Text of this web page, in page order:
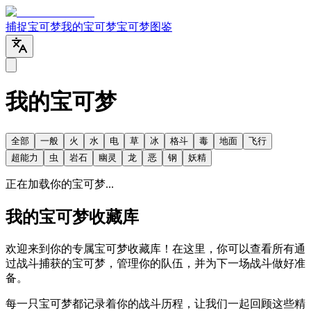
捕捉宝可梦我的宝可梦宝可梦图鉴
我的宝可梦
全部 一般 火 水 电 草 冰 格斗 毒 地面
飞行
超能力
虫 岩石 幽灵 龙 恶 钢 妖精
正在加载你的宝可梦...
我的宝可梦收藏库
欢迎来到你的专属宝可梦收藏库！在这里，你可以查看所有通
过战斗捕获的宝可梦，管理你的队伍，并为下一场战斗做好准
备。
每一只宝可梦都记录着你的战斗历程，让我们一起回顾这些精